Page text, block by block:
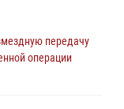
пресекли
станции
передачу
операции